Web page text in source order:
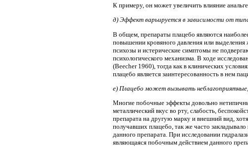
К примеру, он может увеличить влияние
д) Эффект варьируется в зависимости от
В общем, препараты плацебо являются
повышении кровяного давления или
психозы и истерические симптомы не
психологического механизма. В ходе
(Beecher 1960), тогда как в клинических
плацебо является заинтересованность в нем
е) Плацебо может вызывать
Многие побочные эффекты довольно
металлический вкус во рту, слабость,
препарата на другую марку и внешний вид,
получавших плацебо, так же часто
данного препарата. При исследовании
являющаяся побочным действием данного